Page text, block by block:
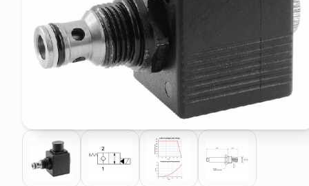
pattumiera raccolta differenziata
elenco telefonico